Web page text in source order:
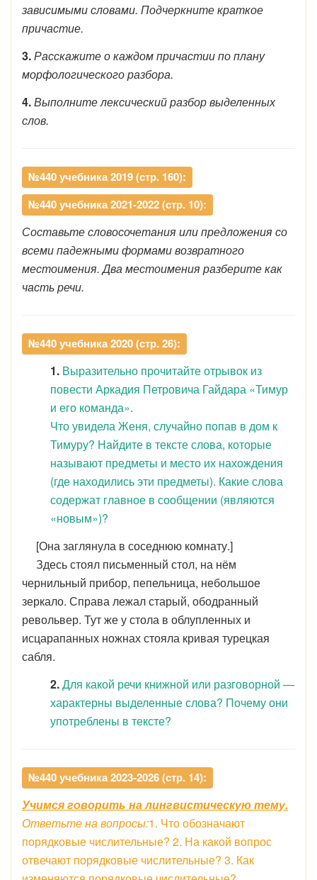
зависимыми словами. Подчеркните краткое
причастие.
3.Расскажите о каждом причастии по плану
морфологического разбора.
4.Выполните лексический разбор выделенных
слов.
№440 учебника 2019 (стр. 160):
№440 учебника 2021-2022 (стр. 10):
Составьте словосочетания или предложения со
всеми падежными формами возвратного
местоимения. Два местоимения разберите как
часть речи.
№440 учебника 2020 (стр. 26):
1. Выразительно прочитайте отрывок из
повести Аркадия Петровича Гайдара «Тимур
и его команда».
Что увидела Женя, случайно попав в дом к
Тимуру? Найдите в тексте слова, которые
называют предметы и место их нахождения
(где находились эти предметы). Какие слова
содержат главное в сообщении (являются
«новым»)?
[Она заглянула в соседнюю комнату.]
Здесь стоял письменный стол, на нём
чернильный прибор, пепельница, небольшое
зеркало. Справа лежал старый, ободранный
револьвер. Тут же у стола в облупленных и
исцарапанных ножнах стояла кривая турецкая
сабля.
2.Для какой речи книжной или разговорной —
характерны выделенные слова? Почему они
употреблены в тексте?
№440 учебника 2023-2026 (стр. 14):
Учимся говорить на лингвистическую тему.
Ответьте на вопросы:1. Что обозначают
порядковые числительные? 2. На какой вопрос
отвечают порядковые числительные? 3. Как